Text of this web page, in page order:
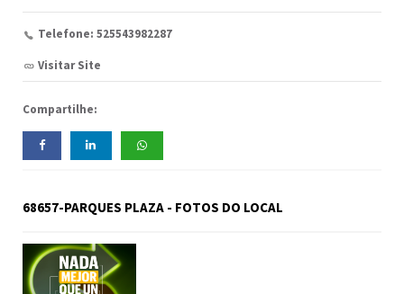
Telefone: 525543982287
Visitar Site
Compartilhe:
68657-PARQUES PLAZA - FOTOS DO LOCAL